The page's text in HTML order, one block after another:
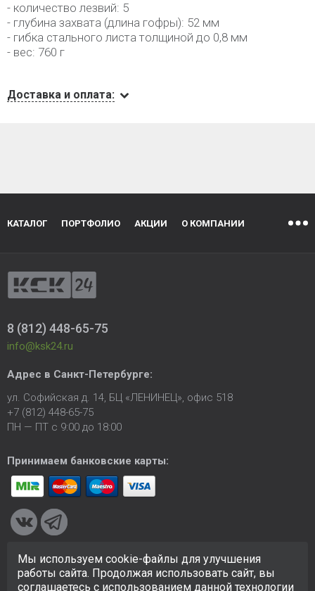
- количество лезвий: 5
- глубина захвата (длина гофры): 52 мм
- гибка стального листа толщиной до 0,8 мм
- вес: 760 г
Доставка и оплата:
КАТАЛОГ ПОРТФОЛИО АКЦИИ О КОМПАНИИ
8 (812) 448-65-75
info@ksk24.ru
Адрес в Санкт-Петербурге:
ул. Софийская д. 14, БЦ «ЛЕНИНЕЦ», офис 518
+7 (812) 448-65-75
ПН — ПТ с 9:00 до 18:00
Принимаем банковские карты:
© 2005-2026 ООО «КСК». Сайтhttps://ksk24.ruсоздан
исключительно в информационных целях и любая информация
Мы используем cookie-файлы для улучшения
работы сайта. Продолжая использовать сайт, вы
соглашаетесь с использованием данной технологии